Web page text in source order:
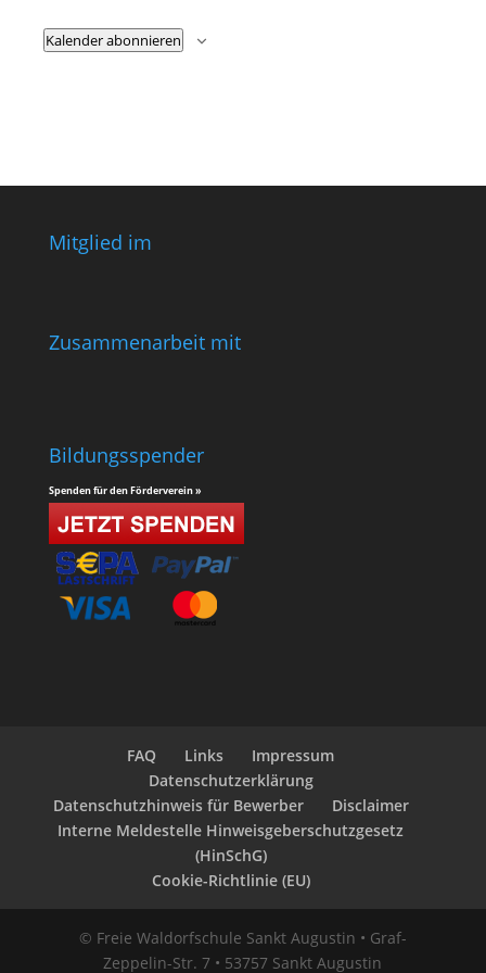
Kalender abonnieren
Mitglied im
Zusammenarbeit mit
Bildungsspender
Spenden für den Förderverein »
FAQ Links
Impressum
Datenschutzerklärung
Datenschutzhinweis für Bewerber
Disclaimer
Interne Meldestelle Hinweisgeberschutzgesetz
(HinSchG)
Cookie-Richtlinie (EU)
© Freie Waldorfschule Sankt Augustin • Graf-
Zeppelin-Str. 7 • 53757 Sankt Augustin